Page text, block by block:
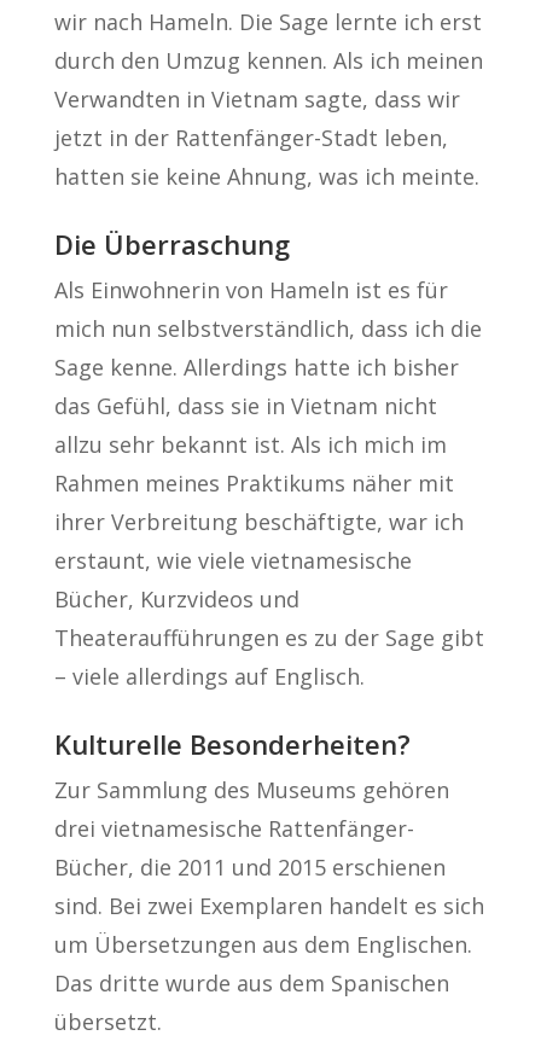
wir nach Hameln. Die Sage lernte ich erst
durch den Umzug kennen. Als ich meinen
Verwandten in Vietnam sagte, dass wir
jetzt in der Rattenfänger-Stadt leben,
hatten sie keine Ahnung, was ich meinte.
Die Überraschung
Als Einwohnerin von Hameln ist es für
mich nun selbstverständlich, dass ich die
Sage kenne. Allerdings hatte ich bisher
das Gefühl, dass sie in Vietnam nicht
allzu sehr bekannt ist. Als ich mich im
Rahmen meines Praktikums näher mit
ihrer Verbreitung beschäftigte, war ich
erstaunt, wie viele vietnamesische
Bücher, Kurzvideos und
Theateraufführungen es zu der Sage gibt
– viele allerdings auf Englisch.
Kulturelle Besonderheiten?
Zur Sammlung des Museums gehören
drei vietnamesische Rattenfänger-
Bücher, die 2011 und 2015 erschienen
sind. Bei zwei Exemplaren handelt es sich
um Übersetzungen aus dem Englischen.
Das dritte wurde aus dem Spanischen
übersetzt.